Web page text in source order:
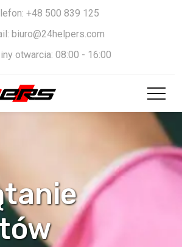
+48 500 839 125
biuro@24helpers.com
otwarcia: 08:00 - 16:00